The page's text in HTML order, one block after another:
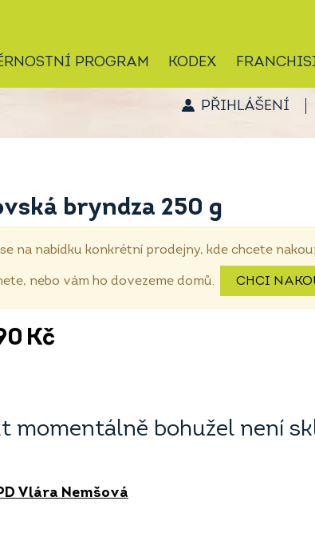
PROGRAM KODEX
PŘIHLÁŠENÍ
bryndza 250 g
na nabídku konkrétní prodejny, kde chcete
nebo vám ho dovezeme domů. CHCI
Kč
momentálně bohužel není
Vlára Nemšová